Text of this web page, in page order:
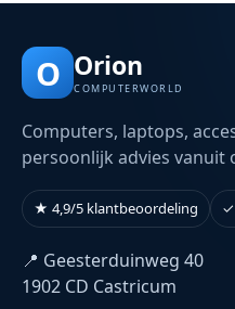
O Orion
COMPUTERWORLD
Computers, laptops,
persoonlijk advies vanuit
★ 4,9/5 klantbeoordeling ✓
📍 Geesterduinweg 40
1902 CD Castricum